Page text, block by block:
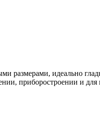
размерами, идеально
приборостроении и для